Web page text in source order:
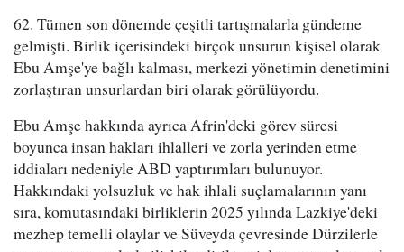
62. Tümen son dönemde çeşitli tartışmalarla gündeme
gelmişti. Birlik içerisindeki birçok unsurun kişisel olarak
Ebu Amşe'ye bağlı kalması, merkezi yönetimin denetimini
zorlaştıran unsurlardan biri olarak görülüyordu.
Ebu Amşe hakkında ayrıca Afrin'deki görev süresi
boyunca insan hakları ihlalleri ve zorla yerinden etme
iddiaları nedeniyle ABD yaptırımları bulunuyor.
Hakkındaki yolsuzluk ve hak ihlali suçlamalarının yanı
sıra, komutasındaki birliklerin 2025 yılında Lazkiye'deki
mezhep temelli olaylar ve Süveyda çevresinde Dürzilerle